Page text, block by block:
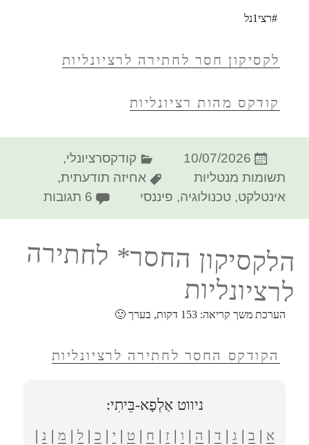
#רצי1נל
לקסיקון חסר לחתירה לרציונליות
קודקס מהות רציונליות
פורסם
בתאריך
10/07/2026 קטגוריות
קודקסרציונלי,
תשומות מנטליות
תגיות
אחיזה תודעתית,
אינטלקט,טכנולוגיה, פיננסי 6 תגובות על
הלקסיקון החסר* לחתירה
לרציונליות
הערכת משך קריאה: 153 דקות, בערך 🙂
הקודקס החסר לחתירה לרציונליות
ניווט אַלְפָא-בֵּיתִי:
א | ב | ג | ד | ה | ו | ז | ח | ט | י | כ |ל | מ | נ |